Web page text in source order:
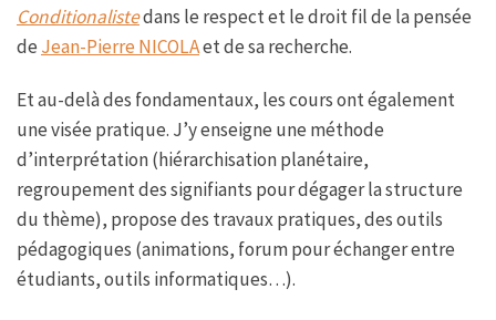
Conditionalistedans le respect et le droit fil de la pensée
deJean-Pierre NICOLAet de sa recherche.
Et au-delà des fondamentaux, les cours ont également
une visée pratique. J’y enseigne une méthode
d’interprétation (hiérarchisation planétaire,
regroupement des signifiants pour dégager la structure
du thème), propose des travaux pratiques, des outils
pédagogiques (animations, forum pour échanger entre
étudiants, outils informatiques…).